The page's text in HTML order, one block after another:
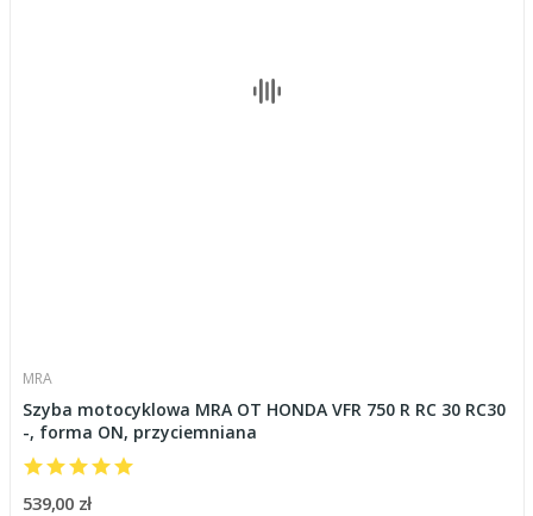
MRA
Szyba motocyklowa MRA OT HONDA VFR 750 R RC 30 RC30
-, forma ON, przyciemniana
539,00 zł